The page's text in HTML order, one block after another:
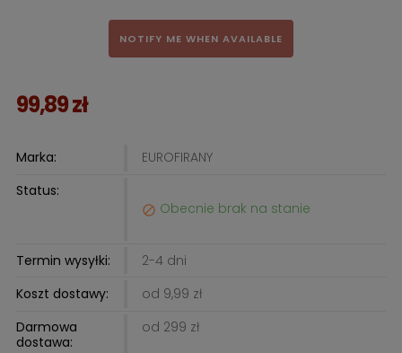
NOTIFY ME WHEN AVAILABLE
99,89 zł
Marka:
EUROFIRANY
Status:
 Obecnie brak na stanie
Termin wysyłki:
2-4 dni
Koszt dostawy:
od 9,99 zł
Darmowa
dostawa:
od 299 zł